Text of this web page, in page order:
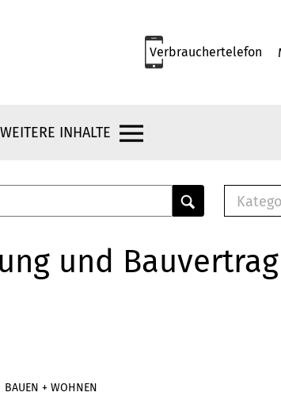
Verbrauchertelefon
WEITERE INHALTE
E-
und Bauvertrag
BAUEN + WOHNEN